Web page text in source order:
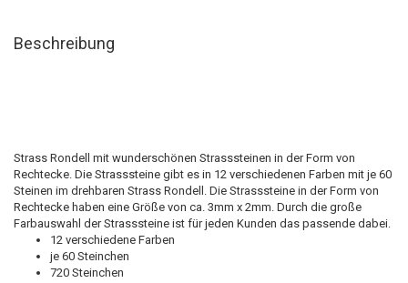
Beschreibung
Strass Rondell mit wunderschönen Strasssteinen in der Form von
Rechtecke. Die Strasssteine gibt es in 12 verschiedenen Farben mit je 60
Steinen im drehbaren Strass Rondell. Die Strasssteine in der Form von
Rechtecke haben eine Größe von ca. 3mm x 2mm. Durch die große
Farbauswahl der Strasssteine ist für jeden Kunden das passende dabei.
12 verschiedene Farben
je 60 Steinchen
720 Steinchen